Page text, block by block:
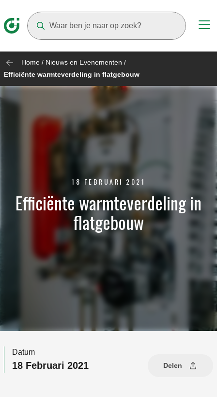
Home / Nieuws en Evenementen /
Efficiënte warmteverdeling in flatgebouw
18 FEBRUARI 2021
Efficiënte warmteverdeling in
flatgebouw
Datum
18 Februari 2021 Delen